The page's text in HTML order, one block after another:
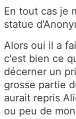
En tout cas je
statue
Alors oui il a
c'est bien ce
décerner un
grosse partie
aurait repris
ou peu de